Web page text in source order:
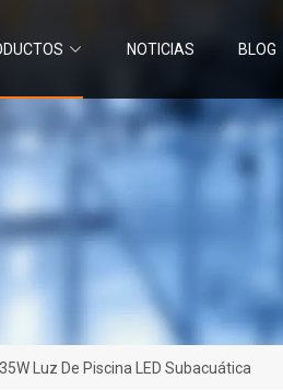
NOTICIAS BLOG
Luz De Piscina LED Subacuática